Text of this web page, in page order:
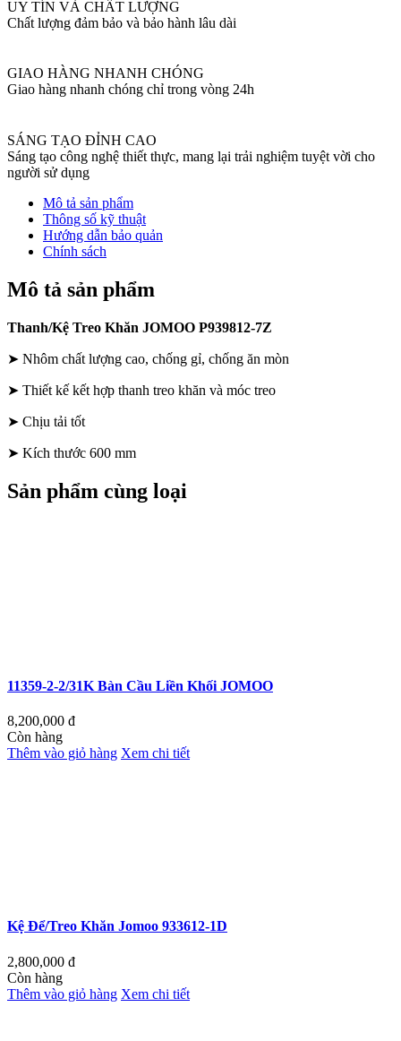
UY TÍN VÀ CHẤT LƯỢNG
Chất lượng đảm bảo và bảo hành lâu dài
GIAO HÀNG NHANH CHÓNG
Giao hàng nhanh chóng chỉ trong vòng 24h
SÁNG TẠO ĐỈNH CAO
Sáng tạo công nghệ thiết thực, mang lại trải nghiệm tuyệt vời cho
người sử dụng
Mô tả sản phẩm
Thông số kỹ thuật
Hướng dẫn bảo quản
Chính sách
Mô tả sản phẩm
Thanh/Kệ Treo Khăn JOMOO P939812-7Z
➤ Nhôm chất lượng cao, chống gỉ, chống ăn mòn
➤ Thiết kế kết hợp thanh treo khăn và móc treo
➤ Chịu tải tốt
➤ Kích thước 600 mm
Sản phẩm cùng loại
11359-2-2/31K Bàn Cầu Liền Khối JOMOO
8,200,000 đ
Còn hàng
Thêm vào giỏ hàng Xem chi tiết
Kệ Để/Treo Khăn Jomoo 933612-1D
2,800,000 đ
Còn hàng
Thêm vào giỏ hàng Xem chi tiết